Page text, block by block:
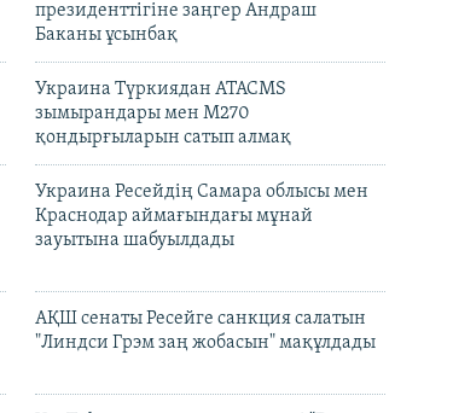
президенттігіне заңгер Андраш
Баканы ұсынбақ
Украина Түркиядан ATACMS
зымырандары мен M270
қондырғыларын сатып алмақ
Украина Ресейдің Самара облысы мен
Краснодар аймағындағы мұнай
зауытына шабуылдады
АҚШ сенаты Ресейге санкция салатын
"Линдси Грэм заң жобасын" мақұлдады